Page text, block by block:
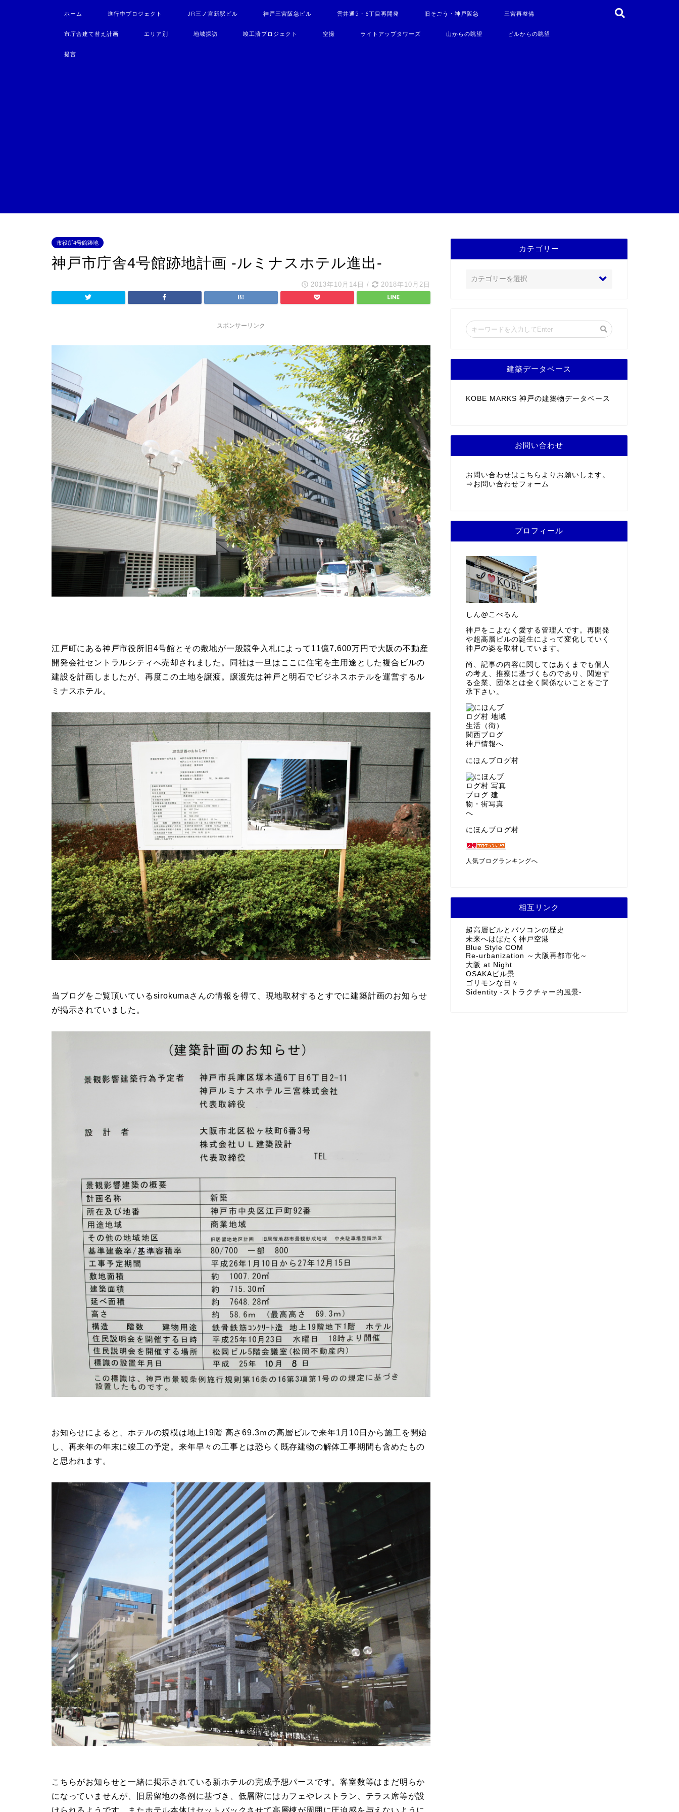
ホーム 進行中プロジェクト JR三ノ宮新駅ビル 神戸三宮阪急ビル 雲井通5・6丁目再開発 旧そごう・神戸阪急 三宮再整備
市庁舎建て替え計画 エリア別 地域探訪 竣工済プロジェクト 空撮 ライトアップタワーズ 山からの眺望 ビルからの眺望
提言
市役所4号館跡地
神戸市庁舎4号館跡地計画 -ルミナスホテル進出-
2013年10月14日 / 2018年10月2日
スポンサーリンク
江戸町にある神戸市役所旧4号館とその敷地が一般競争入札によって11億7,600万円で大阪の不動産
開発会社セントラルシティへ売却されました。同社は一旦はここに住宅を主用途とした複合ビルの
建設を計画しましたが、再度この土地を譲渡。譲渡先は神戸と明石でビジネスホテルを運営するル
ミナスホテル。
当ブログをご覧頂いているsirokumaさんの情報を得て、現地取材するとすでに建築計画のお知らせ
が掲示されていました。
お知らせによると、ホテルの規模は地上19階 高さ69.3ｍの高層ビルで来年1月10日から施工を開始
し、再来年の年末に竣工の予定。来年早々の工事とは恐らく既存建物の解体工事期間も含めたもの
と思われます。
こちらがお知らせと一緒に掲示されている新ホテルの完成予想パースです。客室数等はまだ明らか
になっていませんが、旧居留地の条例に基づき、低層階にはカフェやレストラン、テラス席等が設
カテゴリー
建築データベース
KOBE MARKS 神戸の建築物データベース
お問い合わせ
お問い合わせはこちらよりお願いします。
⇒ お問い合わせフォーム
プロフィール
しん@こべるん
神戸をこよなく愛する管理人です。再開発
や超高層ビルの誕生によって変化していく
神戸の姿を取材しています。
尚、記事の内容に関してはあくまでも個人
の考え、推察に基づくものであり、関連す
る企業、団体とは全く関係ないことをご了
承下さい。
にほんブログ村
にほんブログ村
人気ブログランキングへ
相互リンク
超高層ビルとパソコンの歴史
未来へはばたく神戸空港
Blue Style COM
Re-urbanization ～大阪再都市化～
大阪 at Night
OSAKAビル景
ゴリモンな日々
Sidentity -ストラクチャー的風景-